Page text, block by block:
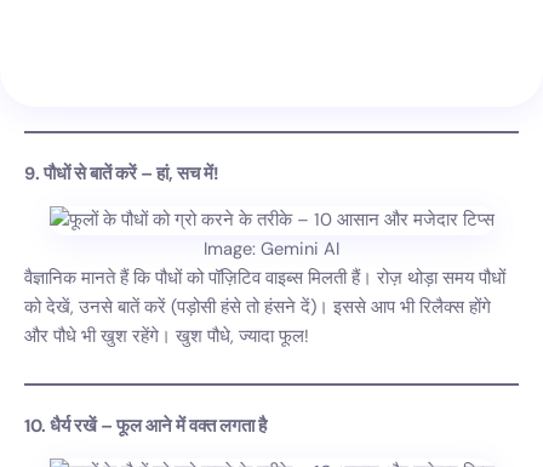
9. पौधों से बातें करें – हां, सच में!
Image: Gemini AI
वैज्ञानिक मानते हैं कि पौधों को पॉज़िटिव वाइब्स मिलती हैं। रोज़ थोड़ा समय पौधों
को देखें, उनसे बातें करें (पड़ोसी हंसे तो हंसने दें)। इससे आप भी रिलैक्स होंगे
और पौधे भी खुश रहेंगे। खुश पौधे, ज्यादा फूल!
10. धैर्य रखें – फूल आने में वक्त लगता है